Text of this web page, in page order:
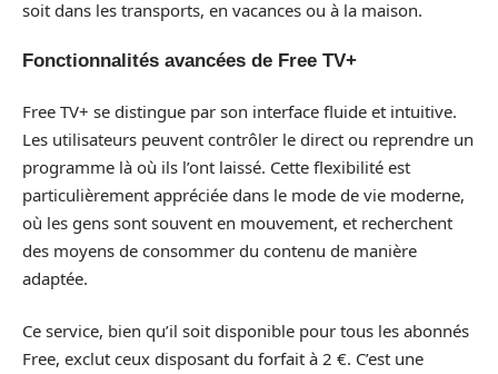
soit dans les transports, en vacances ou à la maison.
Fonctionnalités avancées de Free TV+
Free TV+ se distingue par son interface fluide et intuitive.
Les utilisateurs peuvent contrôler le direct ou reprendre un
programme là où ils l’ont laissé. Cette flexibilité est
particulièrement appréciée dans le mode de vie moderne,
où les gens sont souvent en mouvement, et recherchent
des moyens de consommer du contenu de manière
adaptée.
Ce service, bien qu’il soit disponible pour tous les abonnés
Free, exclut ceux disposant du forfait à 2 €. C’est une